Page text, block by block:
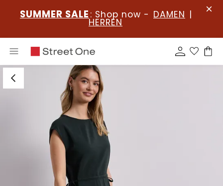
SUMMER SALE : Shop now - DAMEN |
HERREN